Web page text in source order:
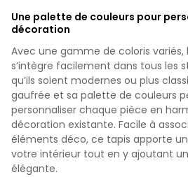
Une palette de couleurs pour
décoration
Avec une gamme de coloris variés,
s’intègre facilement dans tous les
qu’ils soient modernes ou plus
gaufrée et sa palette de couleurs
personnaliser chaque pièce en
décoration existante. Facile à
éléments déco, ce tapis apporte
votre intérieur tout en y ajoutant
élégante.